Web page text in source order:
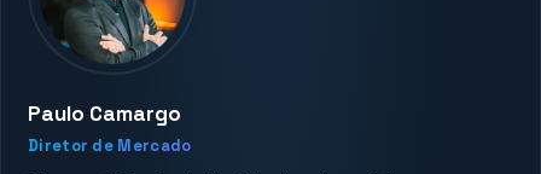
Paulo Camargo
Diretor de Mercado